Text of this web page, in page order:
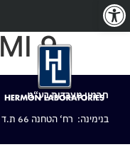
MI 9
חרמון מעבדות בע“מ
בנימינה: רח‘ הטחנה 66 ת.ד 23 מיקוד 3055001,